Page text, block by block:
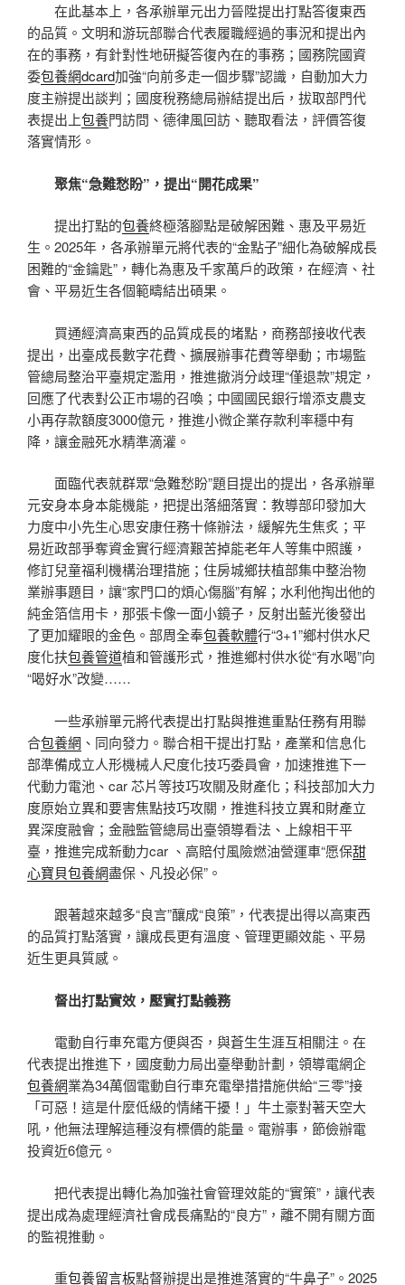
在此基本上，各承辦單元出力晉陞提出打點答復東西
的品質。文明和游玩部聯合代表履職經過的事況和提出內
在的事務，有針對性地研擬答復內在的事務；國務院國資
委包養網dcard加強“向前多走一個步驟”認識，自動加大力
度主辦提出談判；國度稅務總局辦結提出后，拔取部門代
表提出上包養門訪問、德律風回訪、聽取看法，評價答復
落實情形。
聚焦“急難愁盼”，提出“開花成果”
提出打點的包養終極落腳點是破解困難、惠及平易近
生。2025年，各承辦單元將代表的“金點子”細化為破解成長
困難的“金鑰匙”，轉化為惠及千家萬戶的政策，在經濟、社
會、平易近生各個範疇結出碩果。
買通經濟高東西的品質成長的堵點，商務部接收代表
提出，出臺成長數字花費、擴展辦事花費等舉動；市場監
管總局整治平臺規定濫用，推進撤消分歧理“僅退款”規定，
回應了代表對公正市場的召喚；中國國民銀行增添支農支
小再存款額度3000億元，推進小微企業存款利率穩中有
降，讓金融死水精準滴灌。
面臨代表就群眾“急難愁盼”題目提出的提出，各承辦單
元安身本身本能機能，把提出落細落實：教導部印發加大
力度中小先生心思安康任務十條辦法，緩解先生焦炙；平
易近政部爭奪資金實行經濟艱苦掉能老年人等集中照護，
修訂兒童福利機構治理措施；住房城鄉扶植部集中整治物
業辦事題目，讓“家門口的煩心傷腦”有解；水利他掏出他的
純金箔信用卡，那張卡像一面小鏡子，反射出藍光後發出
了更加耀眼的金色。部周全奉包養軟體行“3+1”鄉村供水尺
度化扶包養管道植和管護形式，推進鄉村供水從“有水喝”向
“喝好水”改變……
一些承辦單元將代表提出打點與推進重點任務有用聯
合包養網 、同向發力。聯合相干提出打點，產業和信息化
部準備成立人形機械人尺度化技巧委員會，加速推進下一
代動力電池、car 芯片等技巧攻關及財產化；科技部加大力
度原始立異和要害焦點技巧攻關，推進科技立異和財產立
異深度融會；金融監管總局出臺領導看法、上線相干平
臺，推進完成新動力car 、高賠付風險燃油營運車“愿保甜
心寶貝包養網盡保、凡投必保”。
跟著越來越多“良言”釀成“良策”，代表提出得以高東西
的品質打點落實，讓成長更有溫度、管理更顯效能、平易
近生更具質感。
督出打點實效，壓實打點義務
電動自行車充電方便與否，與蒼生生涯互相關注。在
代表提出推進下，國度動力局出臺舉動計劃，領導電網企
包養網業為34萬個電動自行車充電舉措措施供給“三零”接
「可惡！這是什麼低級的情緒干擾！」牛土豪對著天空大
吼，他無法理解這種沒有標價的能量。電辦事，節儉辦電
投資近6億元。
把代表提出轉化為加強社會管理效能的“實策”，讓代表
提出成為處理經濟社會成長痛點的“良方”，離不開有關方面
的監視推動。
重包養留言板點督辦提出是推進落實的“牛鼻子”。2025